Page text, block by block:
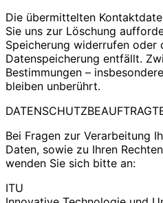
Die übermittelten
Sie uns zur Löschung
Speicherung widerrufen oder
Datenspeicherung entfällt.
Bestimmungen –
bleiben unberührt.
Bei Fragen zur Verarbeitung
Daten, sowie zu Ihren
wenden Sie sich bitte an:
ITU